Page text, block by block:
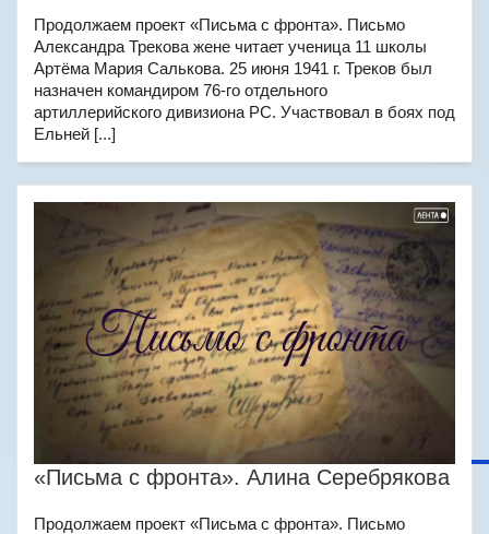
Продолжаем проект «Письма с фронта». Письмо
Александра Трекова жене читает ученица 11 школы
Артёма Мария Салькова. 25 июня 1941 г. Треков был
назначен командиром 76-го отдельного
артиллерийского дивизиона РС. Участвовал в боях под
Ельней [...]
«Письма с фронта». Алина Серебрякова
Продолжаем проект «Письма с фронта». Письмо